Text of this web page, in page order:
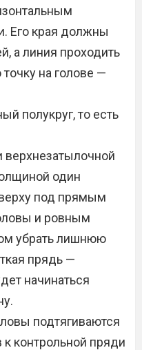
Его края должны
а линия проходить
на голове —
полукруг, то есть
верхнезатылочной
один
под прямым
и ровным
убрать лишнюю
прядь —
начинаться
подтягиваются
к контрольной пряди